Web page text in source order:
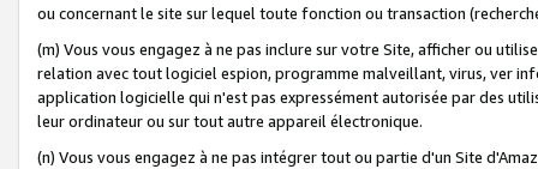
ou concernant le site sur lequel toute fonction ou transaction
(m) Vous vous engagez à ne pas inclure sur votre Site, afficher ou
relation avec tout logiciel espion, programme malveillant, virus, ver
application logicielle qui n'est pas expressément autorisée par des
leur ordinateur ou sur tout autre appareil électronique.
(n) Vous vous engagez à ne pas intégrer tout ou partie d'un Site